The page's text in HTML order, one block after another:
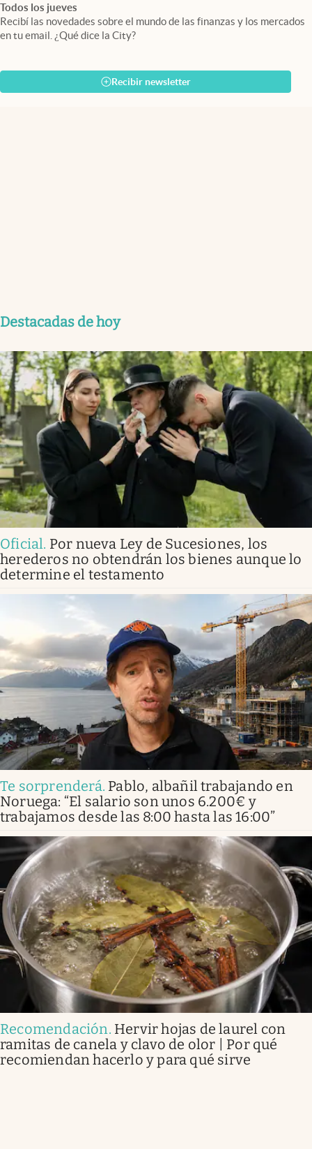
Todos los jueves
Recibí las novedades sobre el mundo de las finanzas y los mercados
en tu email. ¿Qué dice la City?
Recibir newsletter
Destacadas de hoy
Oficial. Por nueva Ley de Sucesiones, los
herederos no obtendrán los bienes aunque lo
determine el testamento
Te sorprenderá. Pablo, albañil trabajando en
Noruega: “El salario son unos 6.200€ y
trabajamos desde las 8:00 hasta las 16:00”
Recomendación. Hervir hojas de laurel con
ramitas de canela y clavo de olor | Por qué
recomiendan hacerlo y para qué sirve